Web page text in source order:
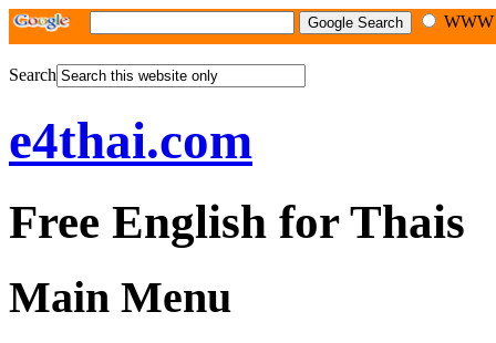
Search
e4thai.com
Free English for Thais
Main Menu